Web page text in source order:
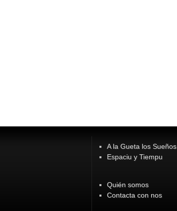
A la Gueta los Sueños
Espaciu y Tiempu
Quién somos
Contacta con nos